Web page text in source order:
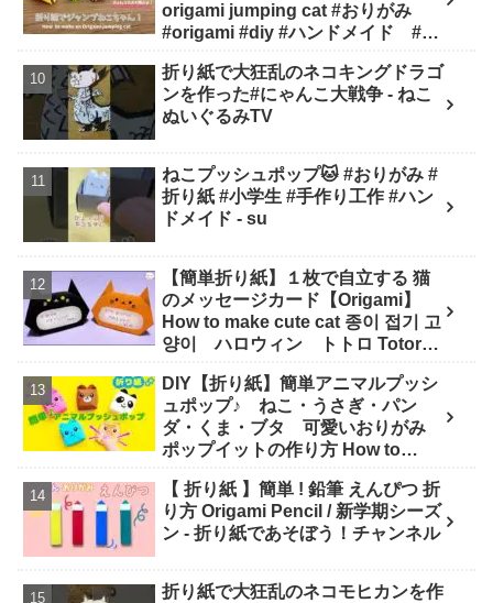
origami jumping cat #おりがみ
#origami #diy #ハンドメイド #工
折り紙で大狂乱のネコキングドラゴ
ンを作った#にゃんこ大戦争 - ねこ
ぬいぐるみTV
ねこプッシュポップ🐱 #おりがみ #
折り紙 #小学生 #手作り工作 #ハン
ドメイド - su
【簡単折り紙】１枚で自立する 猫
のメッセージカード【Origami】
How to make cute cat 종이 접기 고
양이 ハロウィン トトロ Totoro
channel
DIY【折り紙】簡単アニマルプッシ
ュポップ♪ ねこ・うさぎ・パン
ダ・くま・ブタ 可愛いおりがみ
ポップイットの作り方 How to
Soda Cat Origami キャラクター折
り紙
【 折り紙 】簡単 ! 鉛筆 えんぴつ 折
り方 Origami Pencil / 新学期シーズ
ン - 折り紙であそぼう！チャンネル
折り紙で大狂乱のネコモヒカンを作